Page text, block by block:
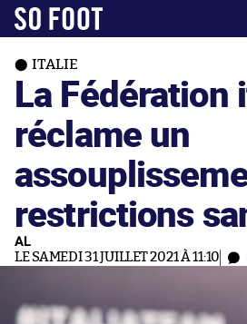
ITALIE
La Fédération
réclame un
restrictions
AL
LE SAMEDI 31 JUILLET 2021 À 11:10